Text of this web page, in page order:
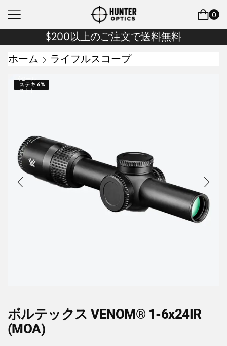
0
$200以上のご注文で送料無料
ホーム
ライフルスコープ
{セール
ステキ
スト｝
6%
ボルテックス VENOM® 1-6x24IR
(MOA)